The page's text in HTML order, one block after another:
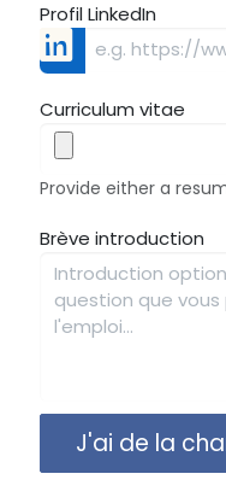
Profil LinkedIn
Curriculum vitae
Provide either a
Brève introduction
J'ai de la